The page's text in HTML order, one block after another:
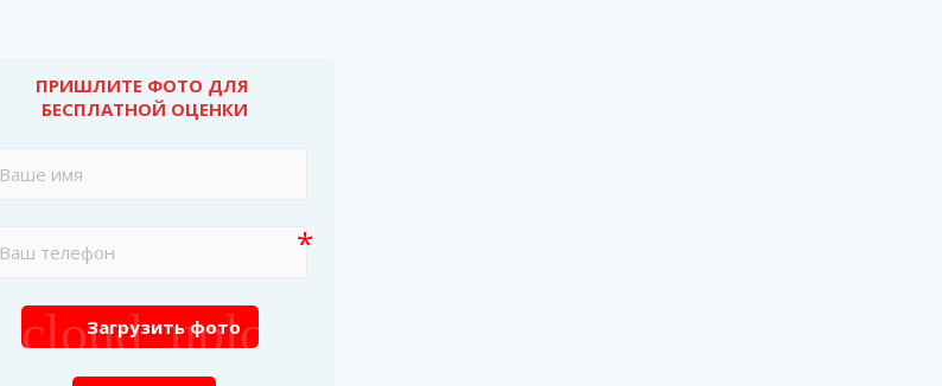
ПРИШЛИТЕ ФОТО ДЛЯ
БЕСПЛАТНОЙ ОЦЕНКИ
cloud_upload
Загрузить фото